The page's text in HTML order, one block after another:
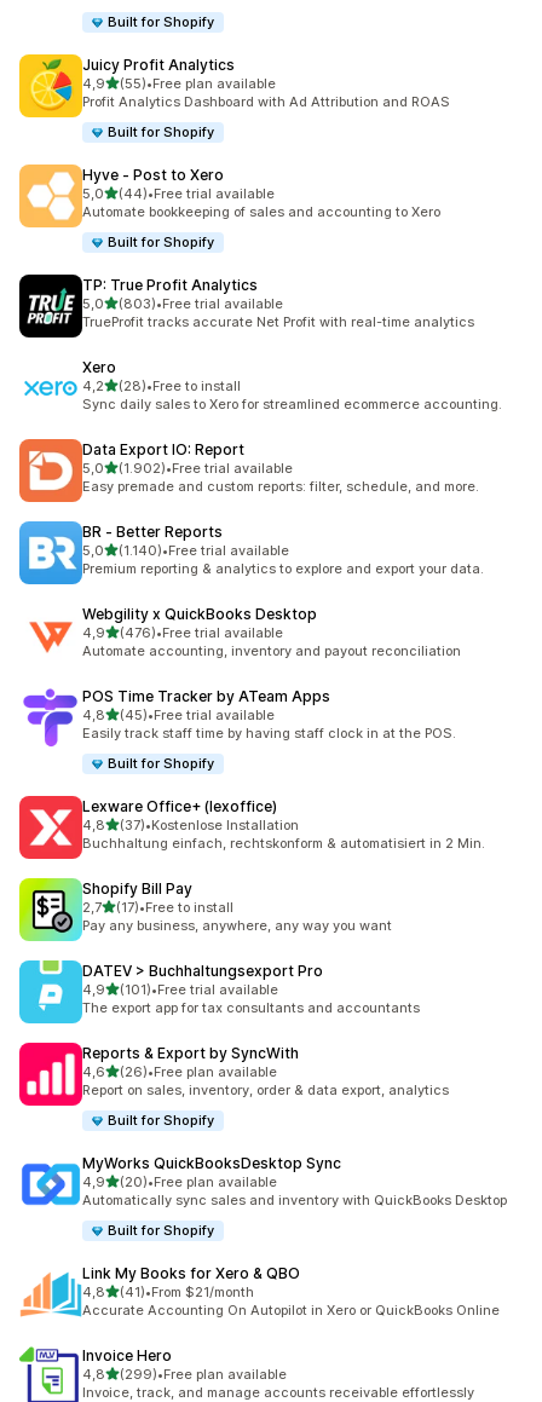
Built for Shopify
Juicy Profit Analytics
4,9de 5 estrelas
(55)
55 total de avaliações
•Free plan available
Profit Analytics Dashboard with Ad Attribution and ROAS
Built for Shopify
Hyve ‑ Post to Xero
5,0de 5 estrelas
(44)
44 total de avaliações
•Free trial available
Automate bookkeeping of sales and accounting to Xero
Built for Shopify
TP: True Profit Analytics
5,0de 5 estrelas
(803)
803 total de avaliações
•Free trial available
TrueProfit tracks accurate Net Profit with real-time analytics
Xero
4,2de 5 estrelas
(28)
28 total de avaliações
•Free to install
Sync daily sales to Xero for streamlined ecommerce accounting.
Data Export IO: Report
5,0de 5 estrelas
(1.902)
1902 total de avaliações
•Free trial available
Easy premade and custom reports: filter, schedule, and more.
BR ‑ Better Reports
5,0de 5 estrelas
(1.140)
1140 total de avaliações
•Free trial available
Premium reporting & analytics to explore and export your data.
Webgility x QuickBooks Desktop
4,9de 5 estrelas
(476)
476 total de avaliações
•Free trial available
Automate accounting, inventory and payout reconciliation
POS Time Tracker by ATeam Apps
4,8de 5 estrelas
(45)
45 total de avaliações
•Free trial available
Easily track staff time by having staff clock in at the POS.
Built for Shopify
Lexware Office+ (lexoffice)
4,8de 5 estrelas
(37)
37 total de avaliações
•Kostenlose Installation
Buchhaltung einfach, rechtskonform & automatisiert in 2 Min.
Shopify Bill Pay
2,7de 5 estrelas
(17)
17 total de avaliações
•Free to install
Pay any business, anywhere, any way you want
DATEV > Buchhaltungsexport Pro
4,9de 5 estrelas
(101)
101 total de avaliações
•Free trial available
The export app for tax consultants and accountants
Reports & Export by SyncWith
4,6de 5 estrelas
(26)
26 total de avaliações
•Free plan available
Report on sales, inventory, order & data export, analytics
Built for Shopify
MyWorks QuickBooksDesktop Sync
4,9de 5 estrelas
(20)
20 total de avaliações
•Free plan available
Automatically sync sales and inventory with QuickBooks Desktop
Built for Shopify
Link My Books for Xero & QBO
4,8de 5 estrelas
(41)
41 total de avaliações
•From $21/month
Accurate Accounting On Autopilot in Xero or QuickBooks Online
Invoice Hero
4,8de 5 estrelas
(299)
299 total de avaliações
•Free plan available
Invoice, track, and manage accounts receivable effortlessly